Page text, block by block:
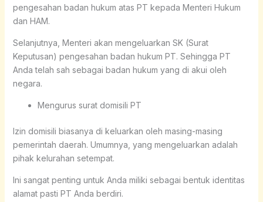
pengesahan badan hukum atas PT kepada Menteri Hukum
dan HAM.
Selanjutnya, Menteri akan mengeluarkan SK (Surat
Keputusan) pengesahan badan hukum PT. Sehingga PT
Anda telah sah sebagai badan hukum yang di akui oleh
negara.
Mengurus surat domisili PT
Izin domisili biasanya di keluarkan oleh masing-masing
pemerintah daerah. Umumnya, yang mengeluarkan adalah
pihak kelurahan setempat.
Ini sangat penting untuk Anda miliki sebagai bentuk identitas
alamat pasti PT Anda berdiri.